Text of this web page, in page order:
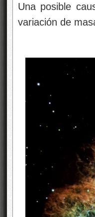
Una posible
variación de